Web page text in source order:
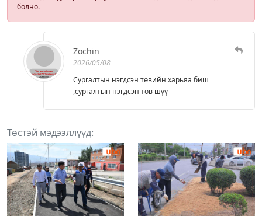
болно.
Zochin
2026/05/08
Сургалтын нэгдсэн төвийн харьяа биш
,сургалтын нэгдсэн төв шүү
Төстэй мэдээллүүд: